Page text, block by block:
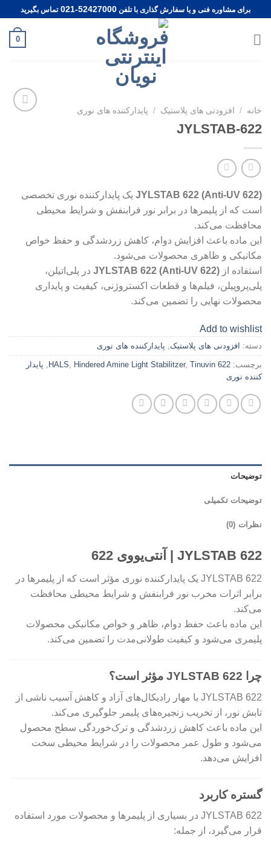
content
برای مشاوره فنی و یا سفارش گذاری با تلفن 021-52427000 تماس بگیرید
0
خانه / افزودنی های پلاستیک / پایدارکننده های نوری
JYLSTAB-622
JYLSTAB 622 (Anti-UV 622) یک پایدارکننده نوری تخصصی
است که از پلیمرها در برابر نور فرابنفش و شرایط محیطی
محافظت می‌کند.
این ماده باعث افزایش دوام، کاهش زردشدگی و حفظ خواص
مکانیکی و ظاهری محصولات می‌شود.
استفاده از JYLSTAB 622 (Anti-UV 622) در پلی‌اتیلن،
پلی‌پروپیلن، فیلم‌ها و قطعات اکستروژنی، کیفیت و پایداری
محصولات نهایی را تضمین می‌کند.
Add to wishlist
دسته: افزودنی های پلاستیک, پایدارکننده های نوری
برچسب: HALS, Hindered Amine Light Stabilitzer, Tinuvin 622
, پایدار
کننده نوری
توضیحات
توضیحات تکمیلی
نظرات (0)
JYLSTAB 622 | آنتی‌یووی 622
JYLSTAB 622 یک پایدارکننده نوری مؤثر است که از پلیمرها در
برابر اثرات مخرب نور فرابنفش و شرایط محیطی محافظت
می‌کند.
این ماده باعث حفظ دوام، ظاهر و خواص مکانیکی محصولات
پلیمری می‌شود و کیفیت طولانی‌مدت را تضمین می‌کند.
چرا JYLSTAB 622 مؤثر است؟
JYLSTAB 622 با مهار رادیکال‌های آزاد و کاهش آسیب ناشی از
تابش نور، از تخریب زنجیره‌های پلیمر جلوگیری می‌کند.
این ماده باعث کاهش زردشدگی و ترک‌خوردگی سطح محصول
می‌شود و طول عمر محصولات را در شرایط محیطی سخت
افزایش می‌دهد.
گستره کاربرد
JYLSTAB 622 در بسیاری از پلیمرها و محصولات مورد استفاده
قرار می‌گیرد، از جمله: